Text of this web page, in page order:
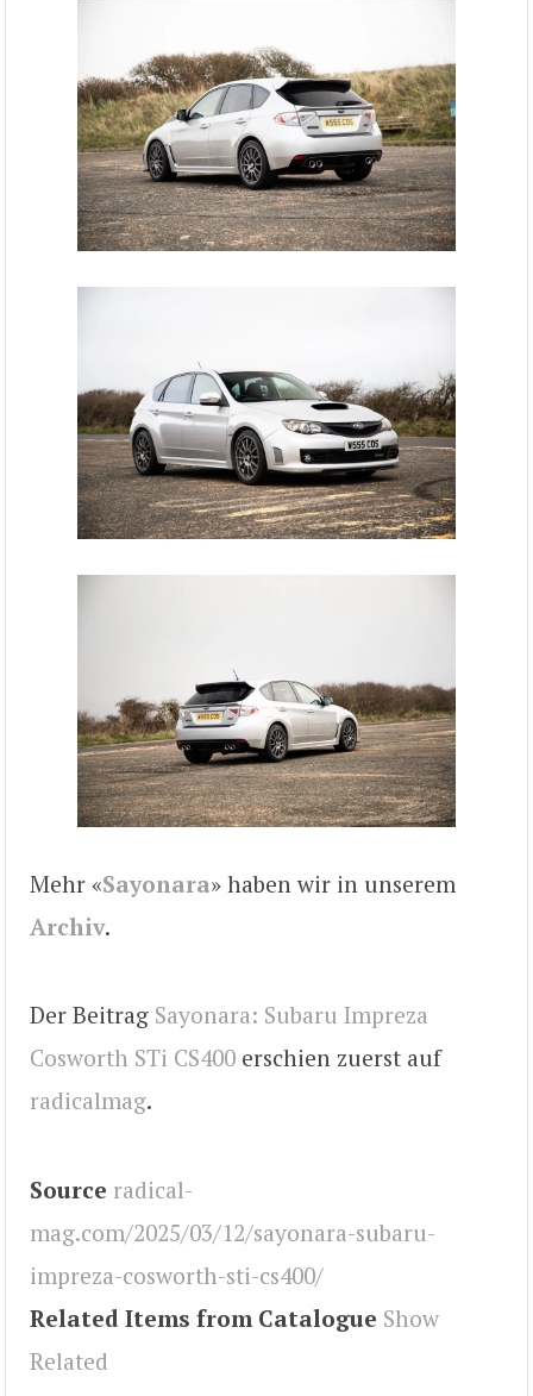
Mehr «Sayonara» haben wir in unserem
Archiv.
Der Beitrag Sayonara: Subaru Impreza
Cosworth STi CS400 erschien zuerst auf
radicalmag.
Source radical-
mag.com/2025/03/12/sayonara-subaru-
impreza-cosworth-sti-cs400/
Related Items from Catalogue Show
Related